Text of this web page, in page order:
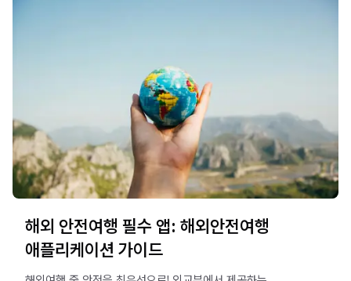
해외 안전여행 필수 앱: 해외안전여행
애플리케이션 가이드